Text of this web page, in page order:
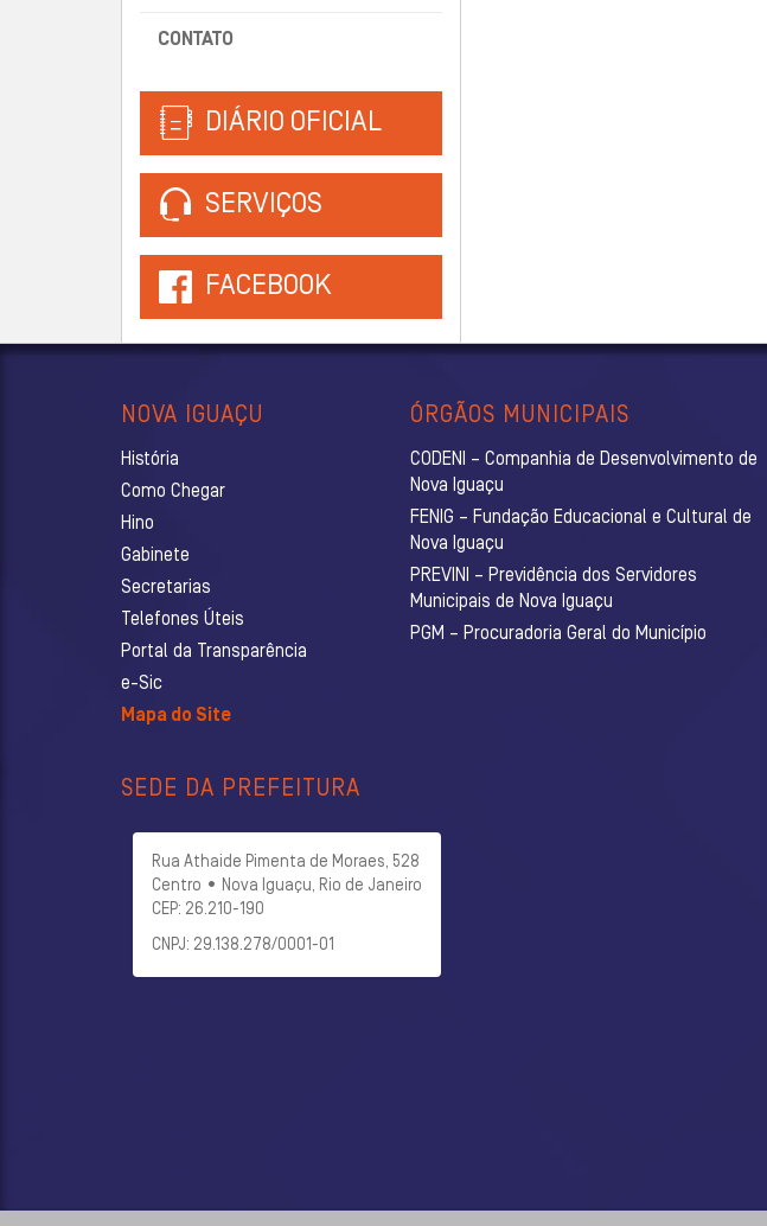
CONTATO
DIÁRIO OFICIAL
SERVIÇOS
FACEBOOK
NOVA IGUAÇU
História
Como Chegar
Hino
Gabinete
Secretarias
Telefones Úteis
Portal da Transparência
e-Sic
Mapa do Site
ÓRGÃOS MUNICIPAIS
CODENI – Companhia de Desenvolvimento de
Nova Iguaçu
FENIG – Fundação Educacional e Cultural de
Nova Iguaçu
PREVINI – Previdência dos Servidores
Municipais de Nova Iguaçu
PGM – Procuradoria Geral do Município
SEDE DA PREFEITURA
Rua Athaide Pimenta de Moraes, 528
Centro • Nova Iguaçu, Rio de Janeiro
CEP: 26.210-190
CNPJ: 29.138.278/0001-01